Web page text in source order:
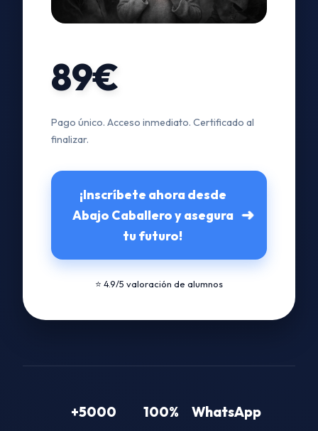
89€
Pago único. Acceso inmediato. Certificado al
finalizar.
¡Inscríbete ahora desde
Abajo Caballero y asegura
tu futuro!
➜
⭐ 4.9/5 valoración de alumnos
+5000 100% WhatsApp